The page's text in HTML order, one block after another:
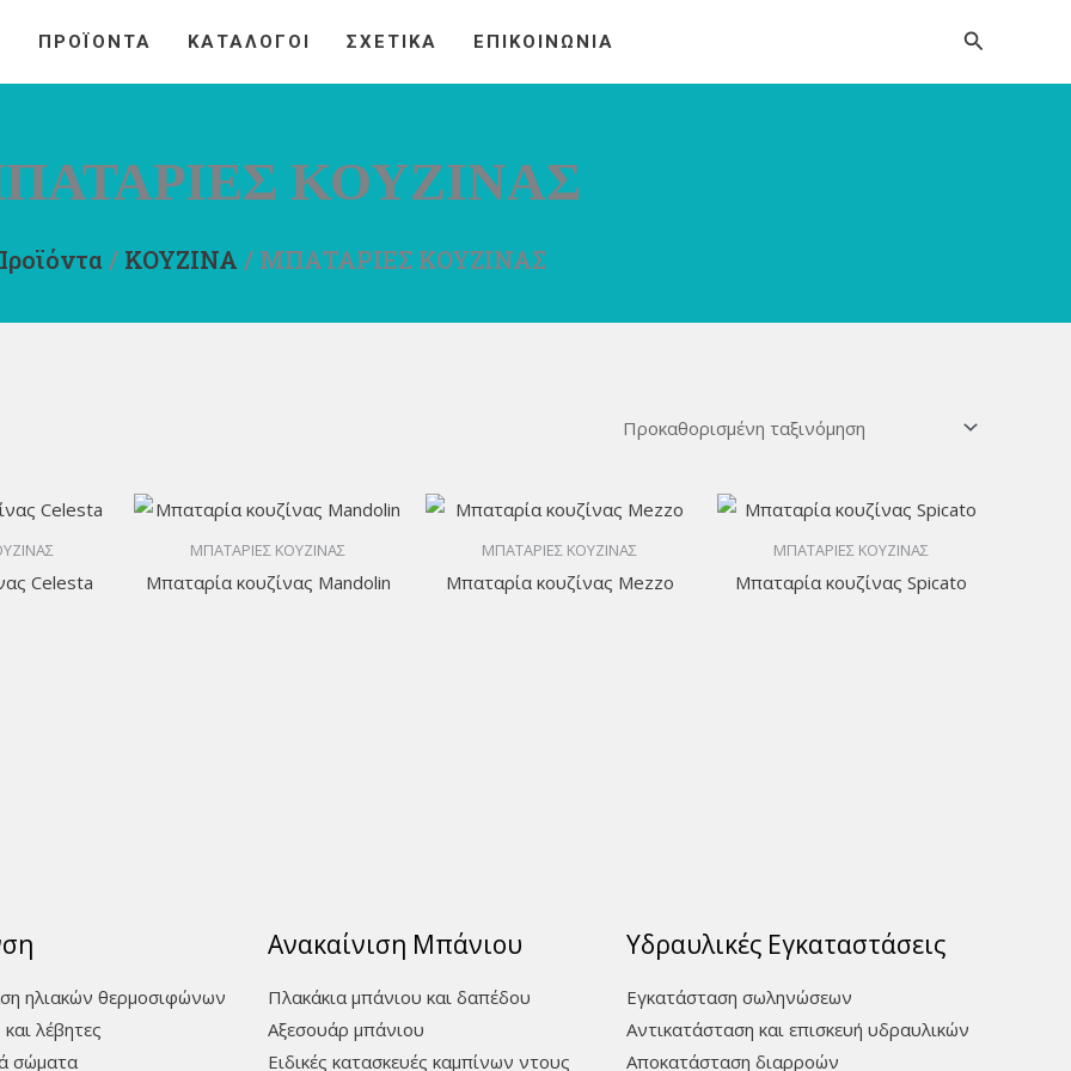
ΠΡΟΪΟΝΤΑ ΚΑΤΑΛΟΓΟΙ ΣΧΕΤΙΚΑ ΕΠΙΚΟΙΝΩΝΙΑ
ΚΟΥΖΙΝΑΣ
/ ΚΟΥΖΙΝΑ / ΜΠΑΤΑΡΙΕΣ ΚΟΥΖΙΝΑΣ
Celesta
ΜΠΑΤΑΡΙΕΣ ΚΟΥΖΙΝΑΣ
Μπαταρία κουζίνας Mandolin
ΜΠΑΤΑΡΙΕΣ ΚΟΥΖΙΝΑΣ
Μπαταρία κουζίνας Mezzo
ΜΠΑΤΑΡΙΕΣ ΚΟΥΖΙΝΑΣ
Μπαταρία κουζίνας Spicato
ηλιακών θερμοσιφώνων
λέβητες
σώματα
Ανακαίνιση Μπάνιου
Πλακάκια μπάνιου και δαπέδου
Aξεσουάρ μπάνιου
Ειδικές κατασκευές καμπίνων ντους
Υδραυλικές Εγκαταστάσεις
Εγκατάσταση σωληνώσεων
Αντικατάσταση και επισκευή υδραυλικών
Aποκατάσταση διαρροών